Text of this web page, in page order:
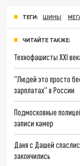
ТЕГИ: ШИНЫ
ЧИТАЙТЕ ТАКЖЕ:
Технофашисты XXI
"Людей это просто
зарплатах" в России
Подмосковные
записи камер
Даня с Дашей
закончились